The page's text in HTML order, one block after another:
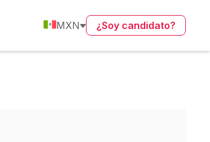
MXN ¿Soy candidato?